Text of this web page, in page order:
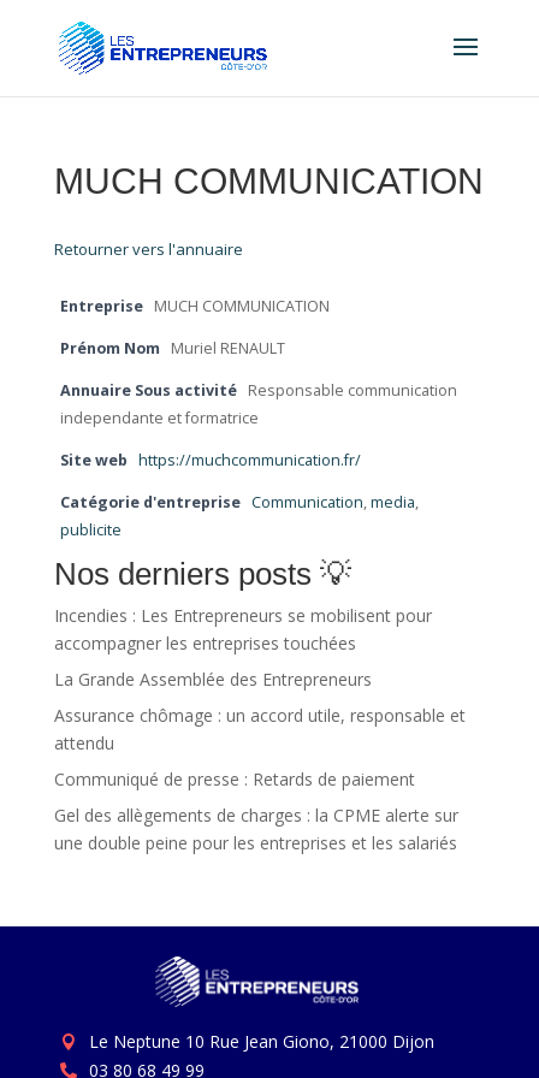
MUCH COMMUNICATION
Retourner vers l'annuaire
Entreprise MUCH COMMUNICATION
Prénom Nom Muriel RENAULT
Annuaire Sous activité
Responsable communication
independante et formatrice
Site web https://muchcommunication.fr/
Catégorie d'entreprise Communication,media,
publicite
Nos derniers posts 💡
Incendies : Les Entrepreneurs se mobilisent pour
accompagner les entreprises touchées
La Grande Assemblée des Entrepreneurs
Assurance chômage : un accord utile, responsable et
attendu
Communiqué de presse : Retards de paiement
Gel des allègements de charges : la CPME alerte sur
une double peine pour les entreprises et les salariés
 Le Neptune 10 Rue Jean Giono, 21000 Dijon
 03 80 68 49 99